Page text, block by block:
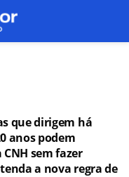
que dirigem há
anos podem
sem fazer
a nova regra de